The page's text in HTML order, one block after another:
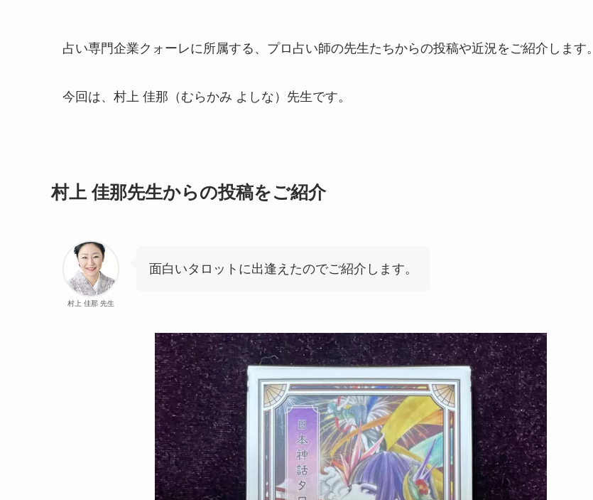
占い専門企業クォーレに所属する、プロ占い師の先生たちからの投稿や近況をご紹介します。
今回は、村上 佳那（むらかみ よしな）先生です。
村上 佳那先生からの投稿をご紹介
村上 佳那 先生
面白いタロットに出逢えたのでご紹介します。